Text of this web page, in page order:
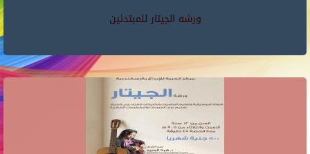
ورشه الجيتار للمبتدئين